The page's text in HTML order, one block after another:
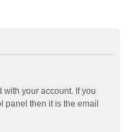
your account. If you
panel then it is the email